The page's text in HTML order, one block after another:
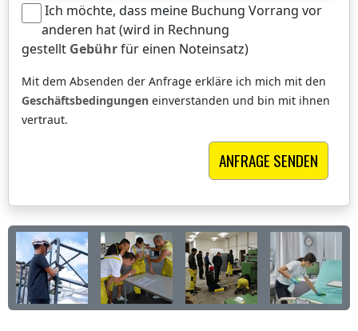
Ich möchte, dass meine Buchung Vorrang vor
anderen hat (wird in Rechnung
gestellt Gebührfür einen Noteinsatz)
Mit dem Absenden der Anfrage erkläre ich mich mit den
Geschäftsbedingungen einverstanden und bin mit ihnen
vertraut.